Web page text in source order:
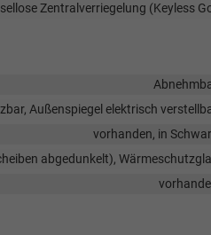
Zentralverriegelung (Keyless
Außenspiegel elektrisch
vorhanden, in
abgedunkelt),